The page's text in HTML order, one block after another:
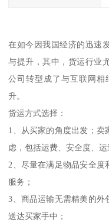
在如今因我国经济的迅速
与提升，其中，货运行业
公司转型成了与互联网
升。
货运方式选择：
1、从买家的角度出发；卖
虑，包括运费、安全度、
2、尽量在满足物品安全度
服务；
3、商品运输无需精美的外
送达买家手中；